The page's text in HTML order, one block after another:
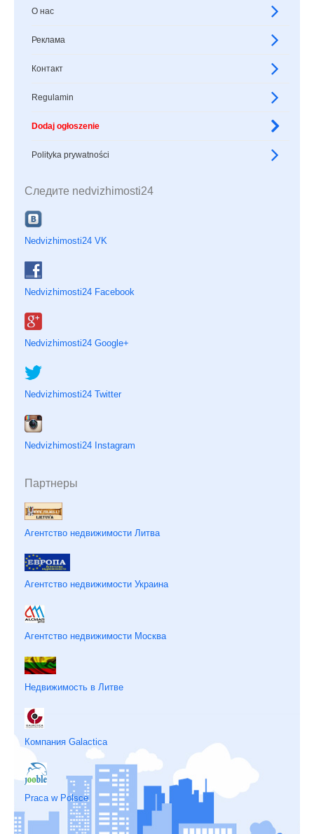
О нас
Реклама
Контакт
Regulamin
Dodaj ogłoszenie
Polityka prywatności
Следите nedvizhimosti24
Nedvizhimosti24 VK
Nedvizhimosti24 Facebook
Nedvizhimosti24 Google+
Nedvizhimosti24 Twitter
Nedvizhimosti24 Instagram
Партнеры
Агентство недвижимости Литва
Агентство недвижимости Украина
Агентство недвижимости Москва
Недвижимость в Литве
Компания Galactica
Praca w Polsce